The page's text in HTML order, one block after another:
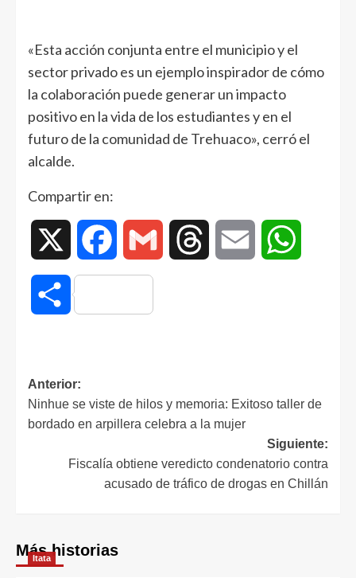
«Esta acción conjunta entre el municipio y el
sector privado es un ejemplo inspirador de cómo
la colaboración puede generar un impacto
positivo en la vida de los estudiantes y en el
futuro de la comunidad de Trehuaco», cerró el
alcalde.
Compartir en:
Facebook Gmail Threads Email
Compartir
Anterior:
Ninhue se viste de hilos y memoria: Exitoso taller de
bordado en arpillera celebra a la mujer
Siguiente:
Fiscalía obtiene veredicto condenatorio contra
acusado de tráfico de drogas en Chillán
Más historias
Itata